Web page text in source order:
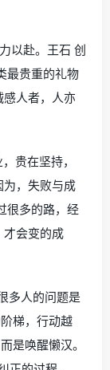
以赴。王石 创
最贵重的礼物
人者，人亦
贵在坚持，
为，失败与成
很多的路，经
才会变的成
多人的问题是
梯，行动越
是唤醒懒汉。